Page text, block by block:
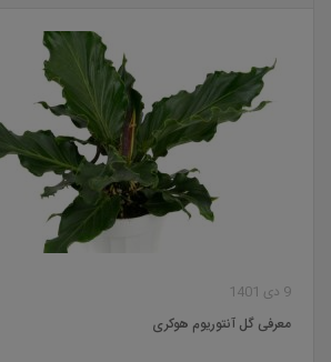
9 دی 1401
معرفی گل آنتوریوم هوکری